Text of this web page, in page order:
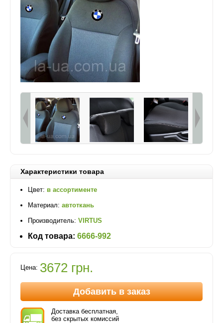
Характеристики товара
Цвет: в ассортименте
Материал: автоткань
Производитель: VIRTUS
Код товара: 6666-992
Цена: 3672 грн.
Добавить в заказ
Доставка бесплатная,
без скрытых комиссий